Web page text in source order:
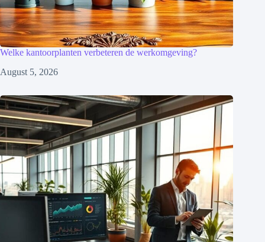
Welke kantoorplanten verbeteren de werkomgeving?
August 5, 2026